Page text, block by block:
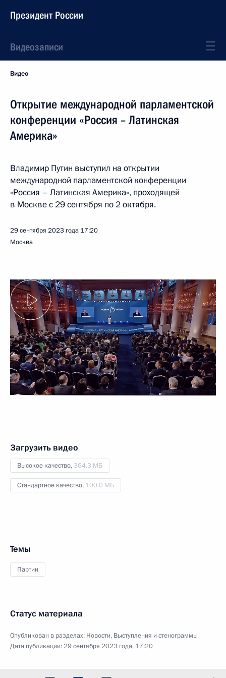
Президент России
Видеозаписи
Видео
Открытие международной парламентской
конференции «Россия – Латинская
Америка»
Владимир Путин выступил на открытии
международной парламентской конференции
«Россия – Латинская Америка», проходящей
в Москве с 29 сентября по 2 октября.
29 сентября 2023 года 17:20
Москва
Загрузить видео
Высокое качество, 364.3 МБ
Стандартное качество, 100.0 МБ
Темы
Партии
Статус материала
Опубликован в разделах: Новости, Выступления и стенограммы
Дата публикации:29 сентября 2023 года, 17:20